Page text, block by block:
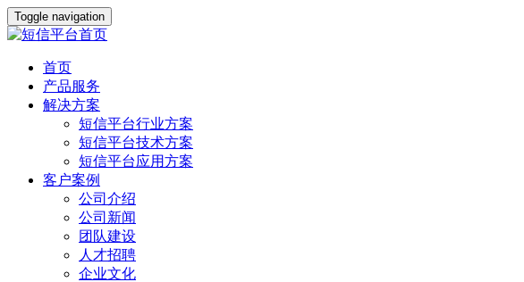
Toggle navigation
首页
产品服务
解决方案
短信平台行业方案
短信平台技术方案
短信平台应用方案
客户案例
公司介绍
公司新闻
团队建设
人才招聘
企业文化